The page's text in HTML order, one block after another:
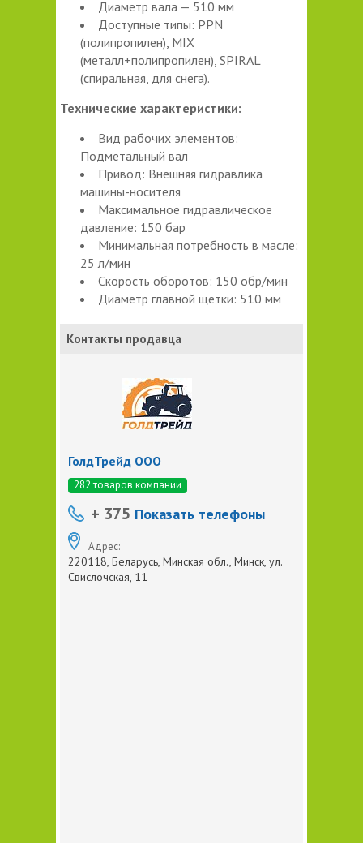
Диаметр вала — 510 мм
Доступные типы: PPN
(полипропилен), MIX
(металл+полипропилен), SPIRAL
(спиральная, для снега).
Технические характеристики:
Вид рабочих элементов:
Подметальный вал
Привод: Внешняя гидравлика
машины-носителя
Максимальное гидравлическое
давление: 150 бар
Минимальная потребность в масле:
25 л/мин
Скорость оборотов: 150 обр/мин
Диаметр главной щетки: 510 мм
Контакты продавца
ГолдТрейд ООО
282 товаров компании
+ 375 Показать телефоны
Адрес:
220118, Беларусь, Минская обл., Минск, ул.
Свислочская, 11